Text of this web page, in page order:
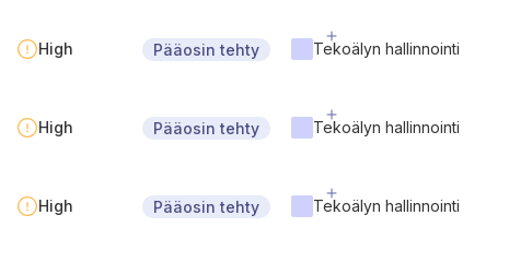
High Pääosin tehty Tekoälyn hallinnointi
High Pääosin tehty Tekoälyn hallinnointi
High Pääosin tehty Tekoälyn hallinnointi